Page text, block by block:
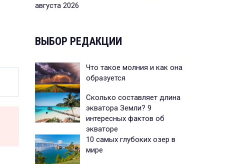
августа 2026
ВЫБОР РЕДАКЦИИ
Что такое молния и как она
образуется
Сколько составляет длина
экватора Земли? 9
интересных фактов об
экваторе
10 самых глубоких озер в
мире